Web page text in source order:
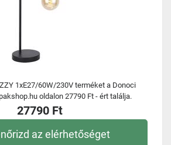
1xE27/60W/230V terméket a Donoci
oldalon 27790 Ft - ért találja.
27790 Ft
az elérhetőséget